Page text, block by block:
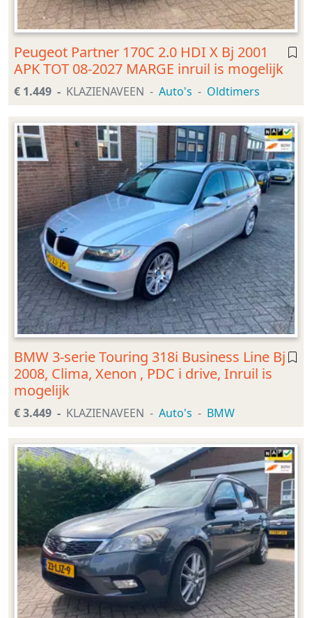
Peugeot Partner 170C 2.0 HDI X Bj 2001
APK TOT 08-2027 MARGE inruil is mogelijk
€ 1.449 KLAZIENAVEEN Auto's Oldtimers
BMW 3-serie Touring 318i Business Line Bj
2008, Clima, Xenon , PDC i drive, Inruil is
mogelijk
€ 3.449 KLAZIENAVEEN Auto's BMW